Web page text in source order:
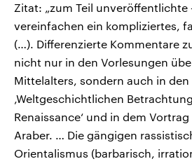
Zitat: „zum Teil
vereinfachen ein kompliziertes,
(…). Differenzierte Kommentare
nicht nur in den Vorlesungen
Mittelalters, sondern auch in
‚Weltgeschichtlichen
Renaissance‘ und in dem
Araber. … Die gängigen
Orientalismus (barbarisch,